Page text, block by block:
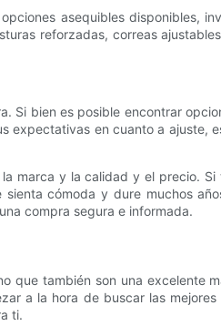
asequibles disponibles,
reforzadas, correas
Si bien es posible encontrar
expectativas en cuanto a ajuste,
marca y la calidad y el precio.
cómoda y dure muchos
compra segura e informada.
que también son una excelente
a la hora de buscar las
ti.